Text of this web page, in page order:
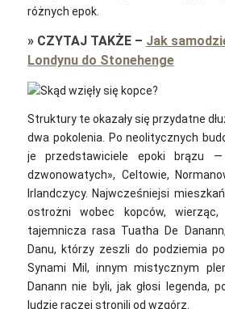
różnych epok.
» CZYTAJ TAKŻE– Jak
Londynu do Stonehenge
Struktury te okazały się przydatne
dwa pokolenia. Po neolitycznych
je przedstawiciele epoki brązu —
dzwonowatych», Celtowie,
Irlandczycy. Najwcześniejsi
ostrożni wobec kopców,
tajemnicza rasa Tuatha De
Danu, którzy zeszli do podziemia
Synami Mil, innym mistycznym
Danann nie byli, jak głosi legenda,
ludzie raczej stronili od wzgórz.